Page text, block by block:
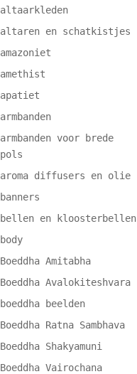
altaarkleden
altaren en schatkistjes
amazoniet
amethist
apatiet
armbanden
armbanden voor brede
pols
aroma diffusers en olie
banners
bellen en kloosterbellen
body
Boeddha Amitabha
Boeddha Avalokiteshvara
boeddha beelden
Boeddha Ratna Sambhava
Boeddha Shakyamuni
Boeddha Vairochana